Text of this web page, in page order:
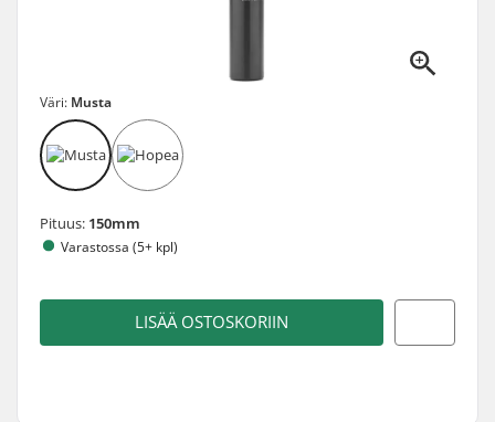
Väri: Musta
Pituus: 150mm
Varastossa (5+ kpl)
LISÄÄ OSTOSKORIIN